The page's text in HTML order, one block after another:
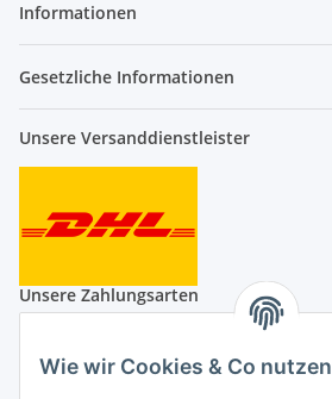
Wie wir Cookies & Co nutzen
Informationen
Gesetzliche Informationen
Unsere Versanddienstleister
Unsere Zahlungsarten